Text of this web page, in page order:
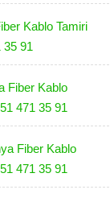
Kablo Tamiri
91
Fiber Kablo
471 35 91
Fiber Kablo
471 35 91